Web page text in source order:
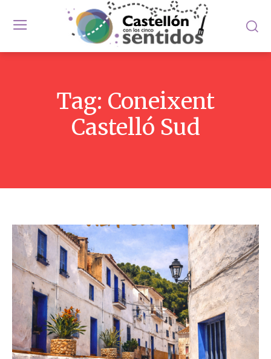
Tag: Coneixent
Castelló Sud